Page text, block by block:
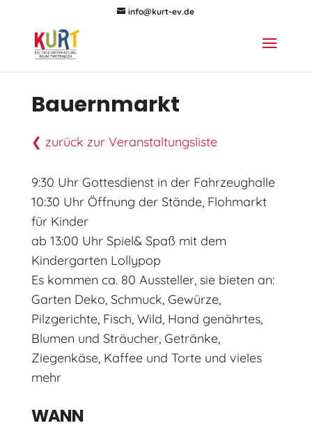
info@kurt-ev.de
Bauernmarkt
❮ zurück zur Veranstaltungsliste
9:30 Uhr Gottesdienst in der Fahrzeughalle
10:30 Uhr Öffnung der Stände, Flohmarkt
für Kinder
ab 13:00 Uhr Spiel& Spaß mit dem
Kindergarten Lollypop
Es kommen ca. 80 Aussteller, sie bieten an:
Garten Deko, Schmuck, Gewürze,
Pilzgerichte, Fisch, Wild, Hand genährtes,
Blumen und Sträucher, Getränke,
Ziegenkäse, Kaffee und Torte und vieles
mehr
WANN